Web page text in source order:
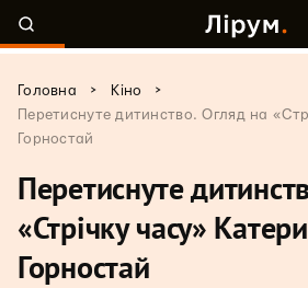
Головна > Кіно
>
Перетиснуте дитинство. Огляд на
Горностай
Перетиснуте
«Стрічку часу»
Горностай